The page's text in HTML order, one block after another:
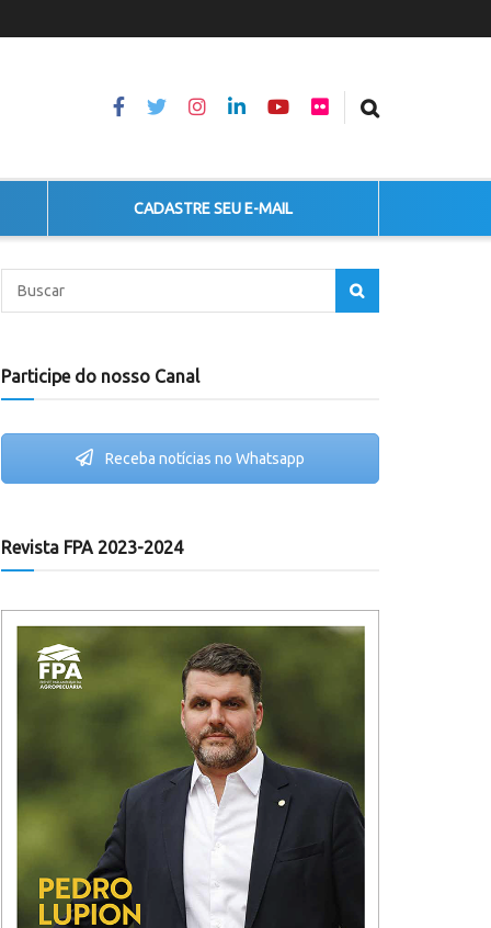
CADASTRE SEU E-MAIL
Participe do nosso Canal
Receba notícias no Whatsapp
Revista FPA 2023-2024